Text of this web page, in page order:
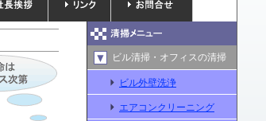
ビル清掃・オフィスの清掃
ビル外壁洗浄
エアコンクリーニング